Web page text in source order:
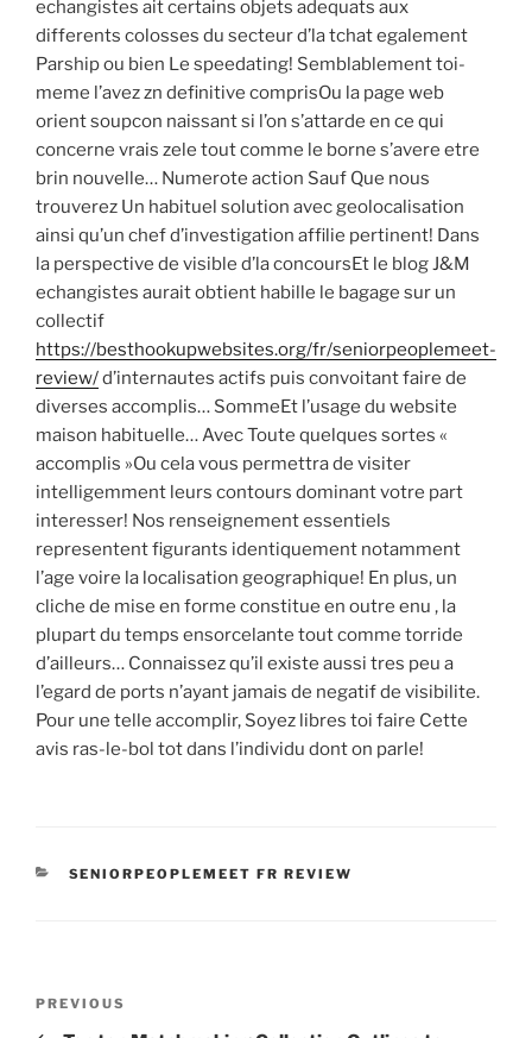
echangistes ait certains objets adequats aux
differents colosses du secteur d’la tchat egalement
Parship ou bien Le speedating! Semblablement toi-
meme l’avez zn definitive comprisOu la page web
orient soupcon naissant si l’on s’attarde en ce qui
concerne vrais zele tout comme le borne s’avere etre
brin nouvelle… Numerote action Sauf Que nous
trouverez Un habituel solution avec geolocalisation
ainsi qu’un chef d’investigation affilie pertinent! Dans
la perspective de visible d’la concoursEt le blog J&M
echangistes aurait obtient habille le bagage sur un
collectif
https://besthookupwebsites.org/fr/seniorpeoplemeet-
review/d’internautes actifs puis convoitant faire de
diverses accomplis… SommeEt l’usage du website
maison habituelle… Avec Toute quelques sortes «
accomplis »Ou cela vous permettra de visiter
intelligemment leurs contours dominant votre part
interesser! Nos renseignement essentiels
representent figurants identiquement notamment
l’age voire la localisation geographique! En plus, un
cliche de mise en forme constitue en outre enu , la
plupart du temps ensorcelante tout comme torride
d’ailleurs… Connaissez qu’il existe aussi tres peu a
l’egard de ports n’ayant jamais de negatif de visibilite.
Pour une telle accomplir, Soyez libres toi faire Cette
avis ras-le-bol tot dans l’individu dont on parle!
CATEGORIES
SENIORPEOPLEMEET FR REVIEW
Previous
PREVIOUS